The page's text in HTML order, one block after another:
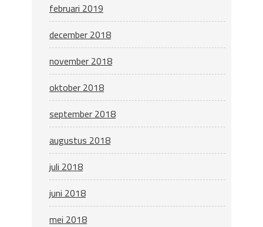
februari 2019
december 2018
november 2018
oktober 2018
september 2018
augustus 2018
juli 2018
juni 2018
mei 2018